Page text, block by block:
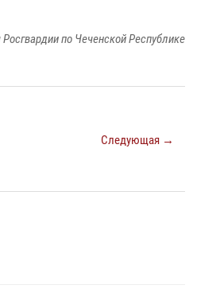
по Чеченской Республике
Следующая →